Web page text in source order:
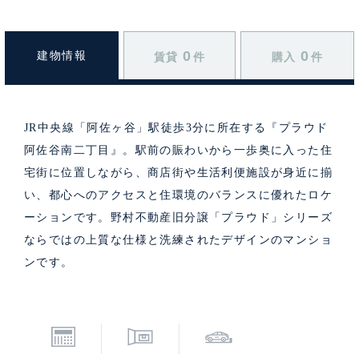
建物情報 賃貸 0 件 購入 0 件
JR中央線「阿佐ヶ谷」駅徒歩3分に所在する『プラウド
阿佐谷南二丁目』。駅前の賑わいから一歩奥に入った住
宅街に位置しながら、商店街や生活利便施設が身近に揃
い、都心へのアクセスと住環境のバランスに優れたロケ
ーションです。野村不動産旧分譲「プラウド」シリーズ
ならではの上質な仕様と洗練されたデザインのマンショ
ンです。